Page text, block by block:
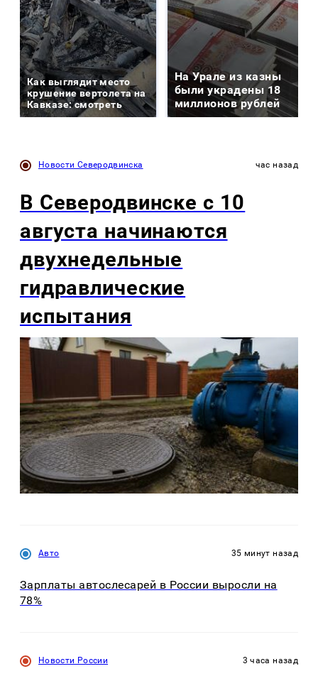
Как выглядит место
крушение вертолета на
Кавказе: смотреть
На Урале из казны
были украдены 18
миллионов рублей
Новости Северодвинска час назад
В Северодвинске с 10
августа начинаются
двухнедельные
гидравлические
испытания
Авто 35 минут назад
Зарплаты автослесарей в России выросли на
78%
Новости России 3 часа назад